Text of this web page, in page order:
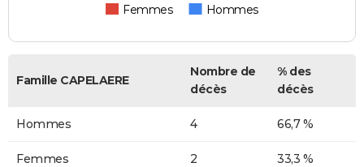
Femmes Hommes
Famille CAPELAERE
Nombre de
décès
% des
décès
Hommes 4 66,7 %
Femmes 2 33,3 %